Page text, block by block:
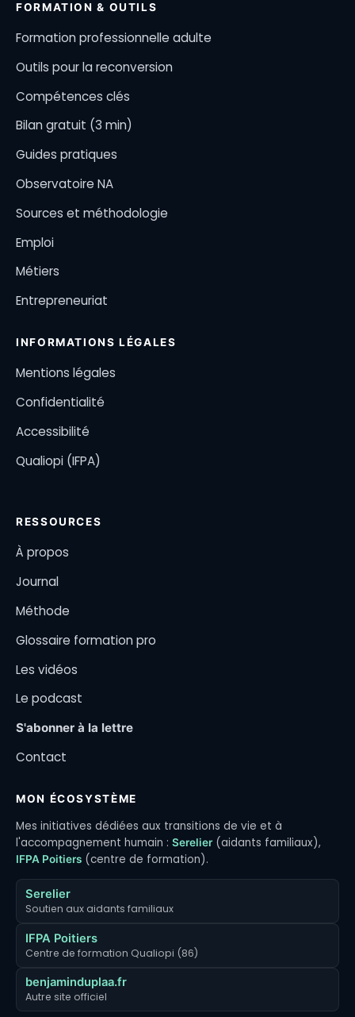
FORMATION & OUTILS
Formation professionnelle adulte
Outils pour la reconversion
Compétences clés
Bilan gratuit (3 min)
Guides pratiques
Observatoire NA
Sources et méthodologie
Emploi
Métiers
Entrepreneuriat
INFORMATIONS LÉGALES
Mentions légales
Confidentialité
Accessibilité
Qualiopi (IFPA)
RESSOURCES
À propos
Journal
Méthode
Glossaire formation pro
Les vidéos
Le podcast
S'abonner à la lettre
Contact
MON ÉCOSYSTÈME
Mes initiatives dédiées aux transitions de vie et à
l'accompagnement humain : Serelier (aidants familiaux),
IFPA Poitiers (centre de formation).
Serelier
Soutien aux aidants familiaux
IFPA Poitiers
Centre de formation Qualiopi (86)
benjaminduplaa.fr
Autre site officiel